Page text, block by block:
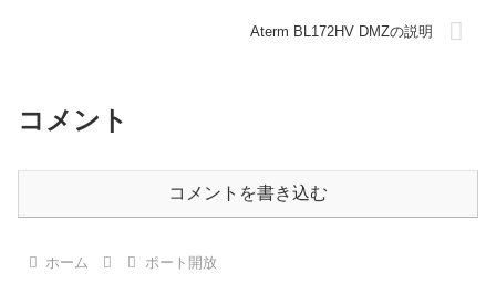
Aterm BL172HV DMZの説明
コメント
コメントを書き込む
ホーム ポート開放